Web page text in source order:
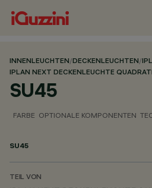
INNENLEUCHTEN/DECKENLEUCHTEN/
IPLAN NEXT DECKENLEUCHTE
SU45
FARBE OPTIONALE KOMPONENTEN
SU45
TEIL VON